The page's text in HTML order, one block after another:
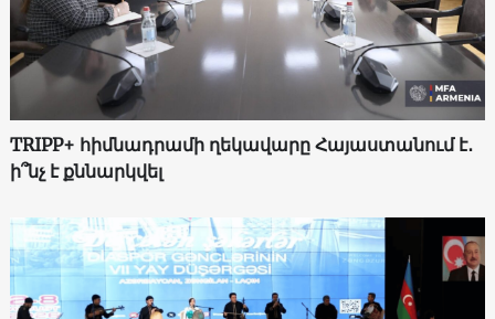
TRIPP+ հիմնադրամի ղեկավարը Հայաստանում է․
ի՞նչ է քննարկվել